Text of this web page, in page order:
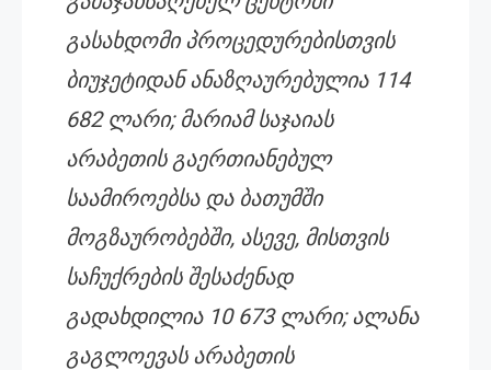
გასახდომი პროცედურებისთვის
ბიუჯეტიდან ანაზღაურებულია 114
682 ლარი; მარიამ საჯაიას
არაბეთის გაერთიანებულ
საამიროებსა და ბათუმში
მოგზაურობებში, ასევე, მისთვის
საჩუქრების შესაძენად
გადახდილია 10 673 ლარი; ალანა
გაგლოევას არაბეთის